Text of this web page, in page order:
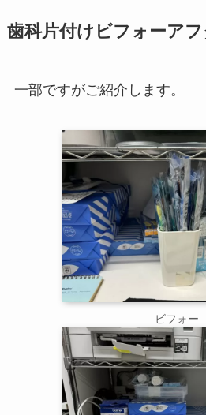
歯科片付けビフォーアフ
一部ですがご紹介します。
ビフォー